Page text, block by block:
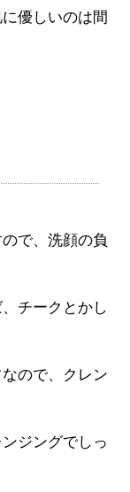
優しいのは間
で、洗顔の負
チークとかし
ので、クレン
ジングでしっ